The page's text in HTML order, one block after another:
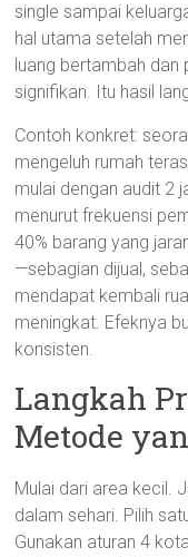
single sampai
hal utama setelah
luang bertambah dan
signifikan. Itu hasil
Contoh konkret:
mengeluh rumah
mulai dengan audit 2
menurut frekuensi
40% barang yang
—sebagian dijual,
mendapat kembali
meningkat. Efeknya
konsisten.
Langkah
Metode
Mulai dari area kecil.
dalam sehari. Pilih
Gunakan aturan 4